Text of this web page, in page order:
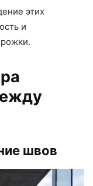
этих
и
швов